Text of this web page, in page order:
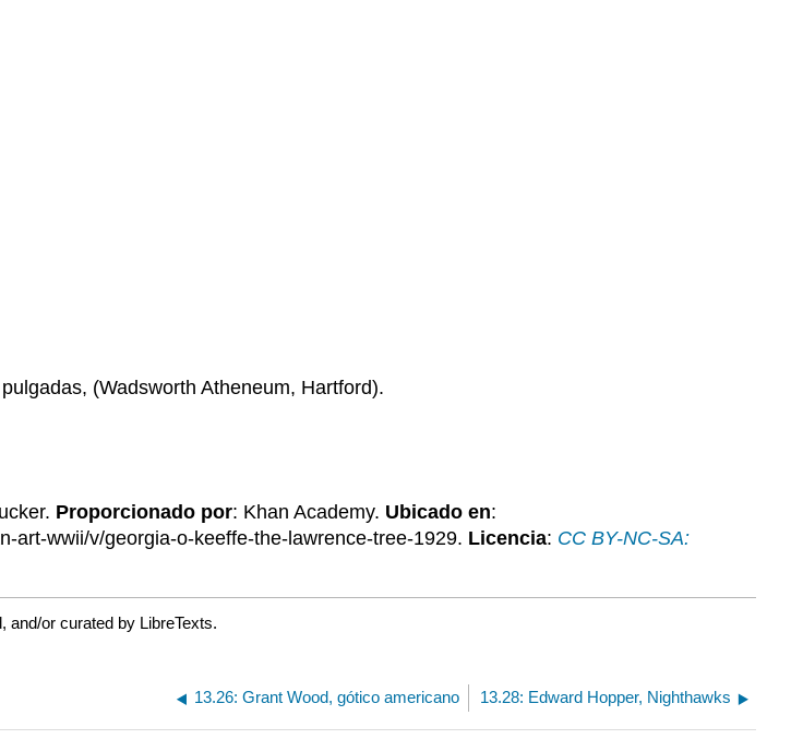
(Wadsworth Atheneum, Hartford).
Proporcionado por: Khan Academy. Ubicado en:
art-wwii/v/georgia-o-keeffe-the-lawrence-tree-1929. Licencia: CC BY-NC-SA:
and/or curated by LibreTexts.
13.26: Grant Wood, gótico americano 13.28: Edward Hopper, Nighthawks